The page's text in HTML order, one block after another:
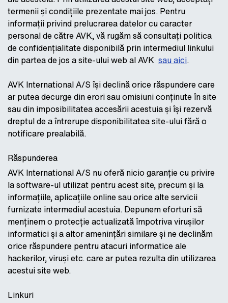
termenii și condițiile prezentate mai jos. Pentru
informații privind prelucrarea datelor cu caracter
personal de către AVK, vă rugăm să consultați politica
de confidențialitate disponibilă prin intermediul linkului
din partea de jos a site-ului web al AVK sau aici.
AVK International A/S își declină orice răspundere care
ar putea decurge din erori sau omisiuni conținute în site
sau din imposibilitatea accesării acestuia și își rezervă
dreptul de a întrerupe disponibilitatea site-ului fără o
notificare prealabilă.
Răspunderea
AVK International A/S nu oferă nicio garanție cu privire
la software-ul utilizat pentru acest site, precum și la
informațiile, aplicațiile online sau orice alte servicii
furnizate intermediul acestuia. Depunem eforturi să
menținem o protecție actualizată împotriva virușilor
informatici și a altor amenințări similare și ne declinăm
orice răspundere pentru atacuri informatice ale
hackerilor, viruși etc. care ar putea rezulta din utilizarea
acestui site web.
Linkuri